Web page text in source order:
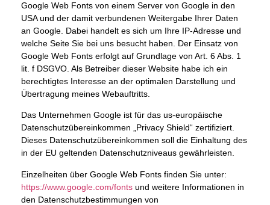
Google Web Fonts von einem Server von Google in den
USA und der damit verbundenen Weitergabe Ihrer Daten
an Google. Dabei handelt es sich um Ihre IP-Adresse und
welche Seite Sie bei uns besucht haben. Der Einsatz von
Google Web Fonts erfolgt auf Grundlage von Art. 6 Abs. 1
lit. f DSGVO. Als Betreiber dieser Website habe ich ein
berechtigtes Interesse an der optimalen Darstellung und
Übertragung meines Webauftritts.
Das Unternehmen Google ist für das us-europäische
Datenschutzübereinkommen „Privacy Shield“ zertifiziert.
Dieses Datenschutzübereinkommen soll die Einhaltung des
in der EU geltenden Datenschutzniveaus gewährleisten.
Einzelheiten über Google Web Fonts finden Sie unter:
https://www.google.com/fonts und weitere Informationen in
den Datenschutzbestimmungen von